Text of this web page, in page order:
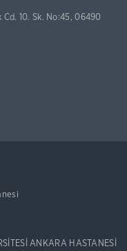
10. Sk. No:45, 06490
ANKARA HASTANESİ